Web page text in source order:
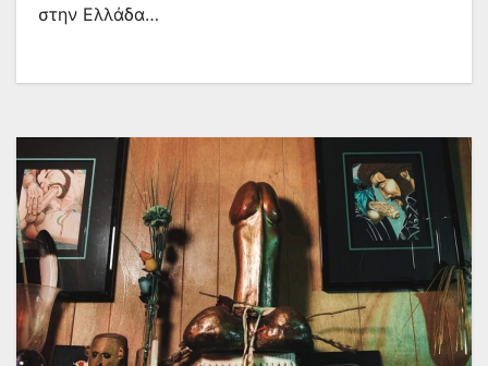
στην Ελλάδα…